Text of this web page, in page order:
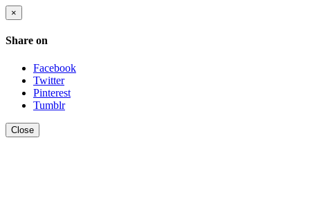
×
Share on
Facebook
Twitter
Pinterest
Tumblr
Close